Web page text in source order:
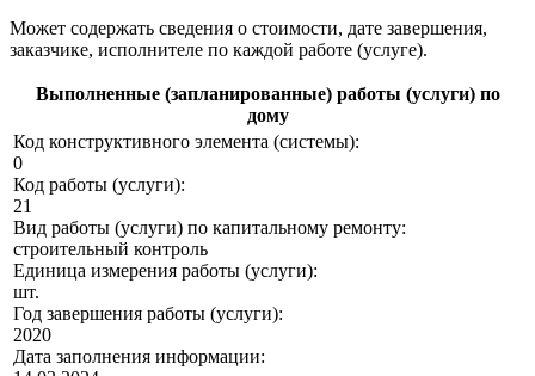
Может содержать сведения о стоимости, дате завершения,
заказчике, исполнителе по каждой работе (услуге).
Выполненные (запланированные) работы (услуги) по
дому
Код конструктивного элемента (системы):
0
Код работы (услуги):
21
Вид работы (услуги) по капитальному ремонту:
строительный контроль
Единица измерения работы (услуги):
шт.
Год завершения работы (услуги):
2020
Дата заполнения информации: